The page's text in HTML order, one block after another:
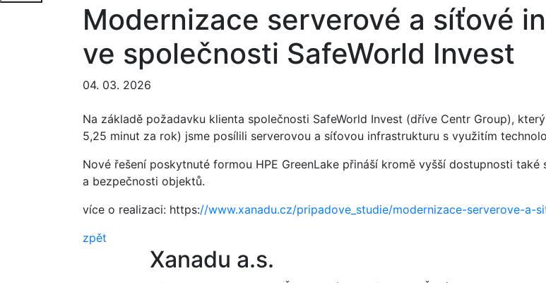
Modernizace serverové a síťové
ve společnosti SafeWorld Invest
04. 03. 2026
Na základě požadavku klienta společnosti SafeWorld Invest (dříve Centr Group),
5,25 minut za rok) jsme posílili serverovou a síťovou infrastrukturu s využitím
Nové řešení poskytnuté formou HPE GreenLake přináší kromě vyšší dostupnosti
a bezpečnosti objektů.
více o realizaci: https://www.xanadu.cz/pripadove_studie/modernizace-serverove-
zpět
Xanadu a.s.